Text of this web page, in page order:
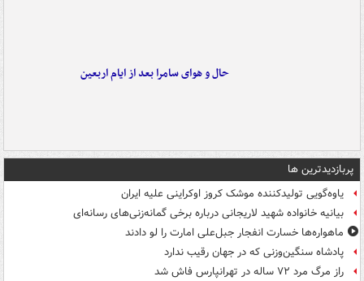
حال و هوای سامرا بعد از ایام اربعین
پربازدیدترین ها
یاوه‌گویی تولیدکننده موشک کروز اوکراینی علیه ایران
بیانیه خانواده شهید لاریجانی درباره برخی گمانه‌زنی‌های رسانه‌ای
ماهواره‌ها خسارت انفجار جبل‌علی امارت را لو دادند
پادشاه سنگین‌وزنی که در جهان رقیب ندارد
راز مرگ مرد ۷۲ ساله در تهرانپارس فاش شد